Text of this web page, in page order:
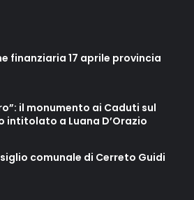
finanziaria 17 aprile provincia
il monumento ai Caduti sul
intitolato a Luana D’Orazio
comunale di Cerreto Guidi